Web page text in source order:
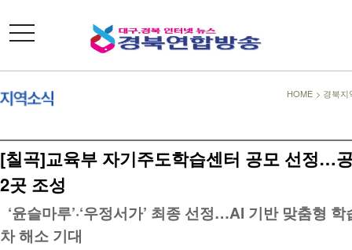
toggle
navigation
HOME > 경북지
[칠곡]교육부 자기주도학습센터 공모 선정…
2곳 조성
‘윤슬마루’·‘우정서가’ 최종 선정…AI 기반 맞춤형
차 해소 기대